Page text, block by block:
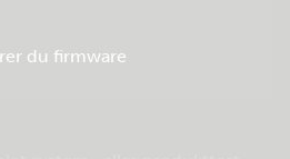
du firmware